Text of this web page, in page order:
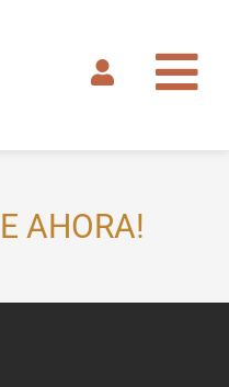
AHORA!